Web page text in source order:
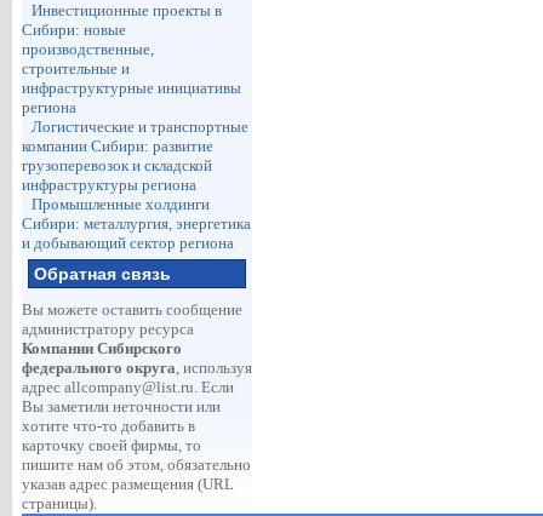
Инвестиционные проекты в
Сибири: новые
производственные,
строительные и
инфраструктурные инициативы
региона
Логистические и транспортные
компании Сибири: развитие
грузоперевозок и складской
инфраструктуры региона
Промышленные холдинги
Сибири: металлургия, энергетика
и добывающий сектор региона
Обратная связь
Вы можете оставить сообщение
администратору ресурса
Компании Сибирского
федерального округа, используя
адрес allcompany@list.ru. Если
Вы заметили неточности или
хотите что-то добавить в
карточку своей фирмы, то
пишите нам об этом, обязательно
указав адрес размещения (URL
страницы).